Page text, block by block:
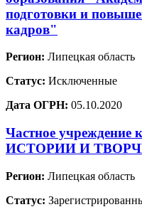
подготовки и
кадров"
Регион: Липецкая область
Статус: Исключенные
Дата ОГРН: 05.10.2020
Частное
ИСТОРИИ И
Регион: Липецкая область
Статус: